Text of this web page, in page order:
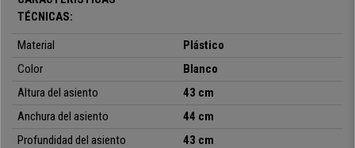
Se trata de un modelo muy práctico y polivalente:
conferencias o eventos, etc. Además,está disponible en varios
necesidades y entorno.
se entrega totalmente montado . Diseño, calidad, comodidad y
versatilidad a un precio inmejorable, que sólo podrás conseguir en
TÉCNICAS:
Material
Plástico
Color
Blanco
Altura del asiento
43 cm
Anchura del asiento
44 cm
Profundidad del asiento
43 cm